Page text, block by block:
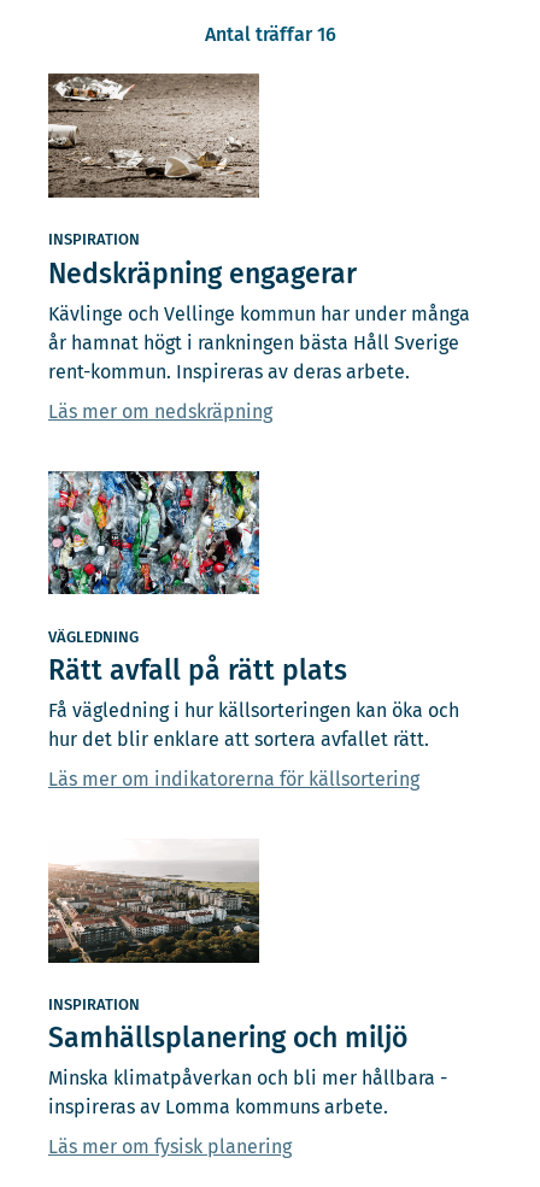
Antal träffar 16
INSPIRATION
Nedskräpning engagerar
Kävlinge och Vellinge kommun har under många
år hamnat högt i rankningen bästa Håll Sverige
rent-kommun. Inspireras av deras arbete.
Läs mer om nedskräpning
VÄGLEDNING
Rätt avfall på rätt plats
Få vägledning i hur källsorteringen kan öka och
hur det blir enklare att sortera avfallet rätt.
Läs mer om indikatorerna för källsortering
INSPIRATION
Samhällsplanering och miljö
Minska klimatpåverkan och bli mer hållbara -
inspireras av Lomma kommuns arbete.
Läs mer om fysisk planering